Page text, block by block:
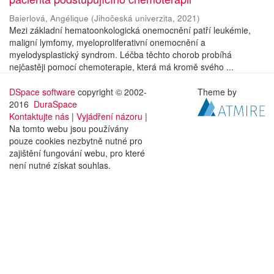
Baierlová, Angélique (Jihočeská univerzita, 2021)
Mezi základní hematoonkologická onemocnění patří leukémie,
maligní lymfomy, myeloproliferativní onemocnění a
myelodysplastický syndrom. Léčba těchto chorob probíhá
nejčastěji pomocí chemoterapie, která má kromě svého ...
DSpace software copyright © 2002-
2016 DuraSpace
Kontaktujte nás | Vyjádření názoru |
Na tomto webu jsou používány
pouze cookies nezbytně nutné pro
zajištění fungování webu, pro které
není nutné získat souhlas.
Theme by